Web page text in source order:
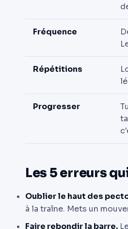
Fréquence
Répétitions
Progresser
Les 5 erreurs
Oublier le haut des
à la traîne. Mets un
Faire rebondir la barre.